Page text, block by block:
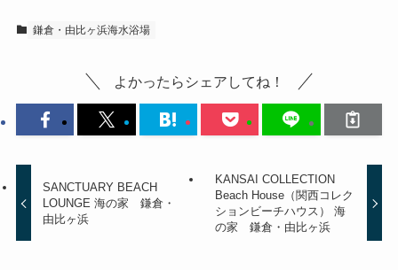
鎌倉・由比ヶ浜海水浴場
よかったらシェアしてね！
SANCTUARY BEACH
LOUNGE 海の家 鎌倉・
由比ヶ浜
KANSAI COLLECTION
Beach House（関西コレク
ションビーチハウス） 海
の家 鎌倉・由比ヶ浜